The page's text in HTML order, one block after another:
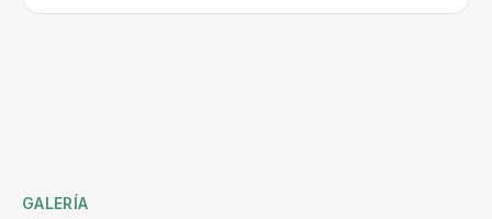
GALERÍA